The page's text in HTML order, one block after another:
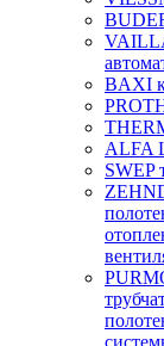
BAXI
ALFA
SWEP